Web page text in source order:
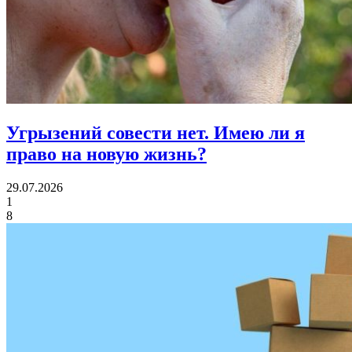
Угрызений совести нет. Имею ли я
право на новую жизнь?
29.07.2026
1
8